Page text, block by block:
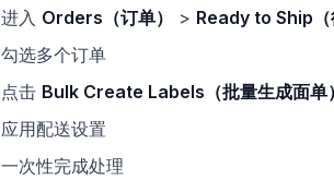
进入 Orders（订单） > Ready to Ship（
勾选多个订单
点击 Bulk Create Labels（批量生成面单）
应用配送设置
一次性完成处理